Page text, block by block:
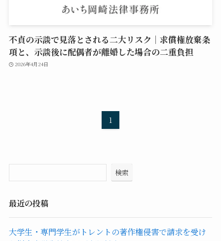
不貞の示談で見落とされる二大リスク｜求償権放棄条
項と、示談後に配偶者が離婚した場合の二重負担
2026年4月24日
1
検索
最近の投稿
大学生・専門学生がトレントの著作権侵害で請求を受け